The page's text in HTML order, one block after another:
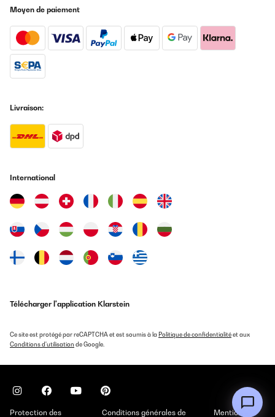
Moyen de paiement
Livraison:
International
Télécharger l'application Klarstein
Ce site est protégé par reCAPTCHA et est soumis à la Politique de confidentialitéet aux
Conditions d'utilisation de Google.
Protection des Conditions générales de Mentions